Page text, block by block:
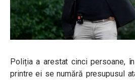
Poliția a arestat cinci persoane,
printre ei se numără presupusul